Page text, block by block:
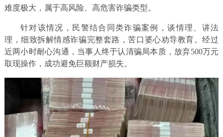
难度极大，属于高风险、高危害诈骗类型。
针对该情况，民警结合同类诈骗案例，谈情理、讲法
理，细致拆解情感诈骗完整套路，苦口婆心劝导教育。经过
近两小时耐心沟通，当事人终于认清骗局本质，放弃500万元
取现操作，成功避免巨额财产损失。